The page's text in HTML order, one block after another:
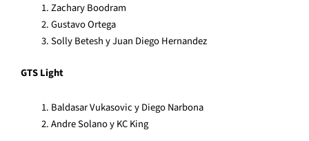
Zachary Boodram
Gustavo Ortega
Solly Betesh y Juan Diego Hernandez
GTS Light
Baldasar Vukasovic y Diego Narbona
Andre Solano y KC King